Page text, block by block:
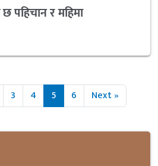
पहिचान र महिमा
3 4 5 6 Next »